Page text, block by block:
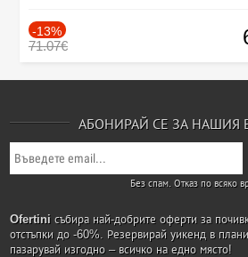
-13%
71.07€
АБОНИРАЙ СЕ ЗА НАШИЯ
Без спам. Отказ по всяко
Ofertini събира най-добрите оферти за
отстъпки до -60%. Резервирай уикенд в
пазарувай изгодно – всичко на едно място!